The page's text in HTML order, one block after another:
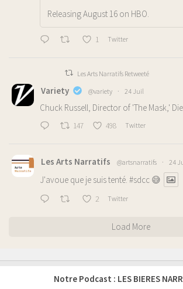
Releasing August 16 on HBO.
1 Twitter
Les Arts Narratifs Retweeté
Variety @variety · 24 Juil
Chuck Russell, Director of 'The Mask,'
147 498 Twitter
Les Arts Narratifs @artsnarratifs · 24
J'avoue que je suis tenté. #sdcc 😅
2 Twitter
Load More
Notre Podcast : LES BIERES